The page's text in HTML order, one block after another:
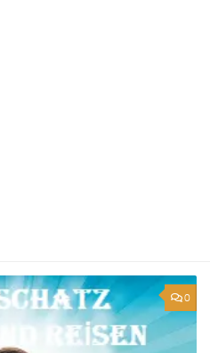
0